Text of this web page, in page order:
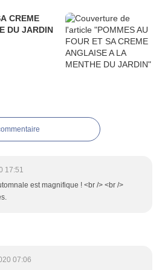
CREME
DU JARDIN
17:51
est magnifique ! <br /> <br />
07:06